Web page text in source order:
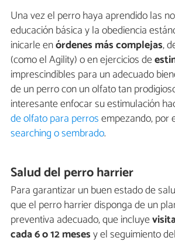
Una vez el perro haya aprendido las
educación básica y la obediencia
inicarle enórdenes más complejas,
(como el Agility) o en ejercicios de
imprescindibles para un adecuado
de un perro con un olfato tan
interesante enfocar su estimulación
de olfato para perrosempezando, por
searching o sembrado.
Salud del perro harrier
Para garantizar un buen estado de
que el perro harrier disponga de un
preventiva adecuado, que incluye
cada 6 o 12 mesesy el seguimiento del